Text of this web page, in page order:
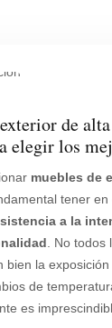
de
elegir los
muebles de
tener
a la
. No todos
bien la exposición
de
es